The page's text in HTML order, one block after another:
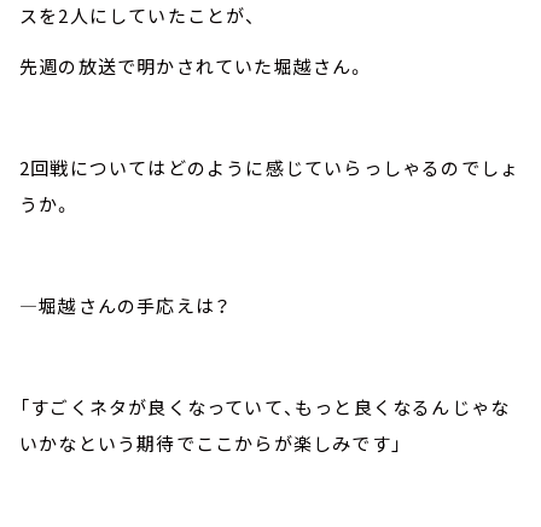
スを2人にしていたことが、
先週の放送で明かされていた堀越さん。
2回戦についてはどのように感じていらっしゃるのでしょ
うか。
―堀越さんの手応えは？
「すごくネタが良くなっていて、もっと良くなるんじゃな
いかなという期待でここからが楽しみです」